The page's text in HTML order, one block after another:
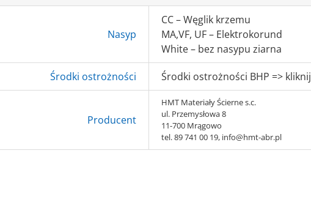
Nasyp
CC – Węglik krzemu
MA,VF, UF – Elektrokorund
White – bez nasypu ziarna
Środki ostrożności Środki ostrożności BHP => kliknij
Producent
HMT Materiały Ścierne s.c.
ul. Przemysłowa 8
11-700 Mrągowo
tel. 89 741 00 19, info@hmt-abr.pl